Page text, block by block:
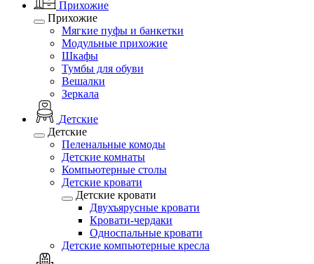
Прихожие
Прихожие
Мягкие пуфы и банкетки
Модульные прихожие
Шкафы
Тумбы для обуви
Вешалки
Зеркала
Детские
Детские
Пеленальные комоды
Детские комнаты
Компьютерные столы
Детские кровати
Детские кровати
Двухъярусные кровати
Кровати-чердаки
Односпальные кровати
Детские компьютерные кресла